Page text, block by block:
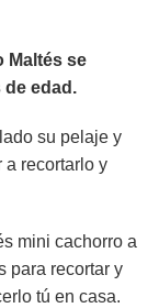
Maltés se
de edad.
su pelaje y
a recortarlo y
mini cachorro a
para recortar y
tú en casa.